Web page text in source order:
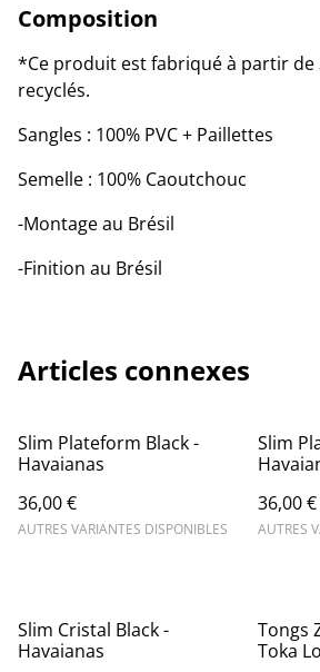
Composition
*Ce produit est fabriqué à partir de
recyclés.
Sangles : 100% PVC + Paillettes
Semelle : 100% Caoutchouc
-Montage au Brésil
-Finition au Brésil
Articles connexes
Slim Plateform Black -
Havaianas
36,00 €
AUTRES VARIANTES DISPONIBLES
Slim
36,00 €
AUTRES
Slim Cristal Black -
Havaianas
Tongs
Toka